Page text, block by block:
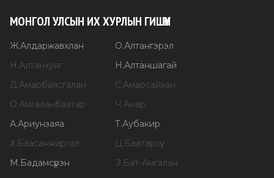
МОНГОЛ УЛСЫН ИХ ХУРЛЫН ГИШҮҮН
Ж.Алдаржавхлан О.Алтангэрэл
Н.Алтанхуяг Н.Алтаншагай
Д.Амарбаясгалан С.Амарсайхан
О.Амгаланбаатар Ч.Анар
А.Ариунзаяа Т.Аубакир
Х.Баасанжаргал Ц.Баатархүү
М.Бадамсүрэн Э.Бат-Амгалан